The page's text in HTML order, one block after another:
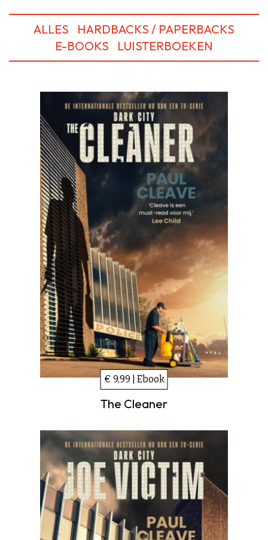
ALLES
HARDBACKS / PAPERBACKS
E-BOOKS
LUISTERBOEKEN
€ 9,99 | Ebook
The Cleaner